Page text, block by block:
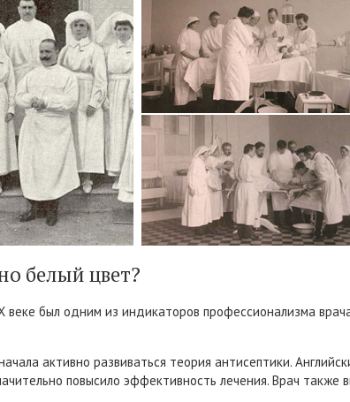
белый цвет?
веке был одним из индикаторов профессионализма
активно развиваться теория антисептики.
повысило эффективность лечения. Врач